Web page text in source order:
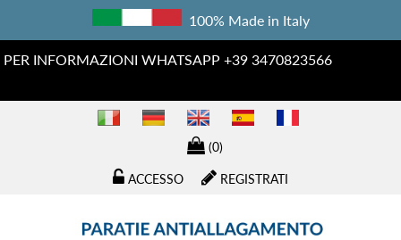
100% Made in Italy
PER INFORMAZIONI WHATSAPP +39 3470823566
(0)
REGISTRATI
ACCESSO